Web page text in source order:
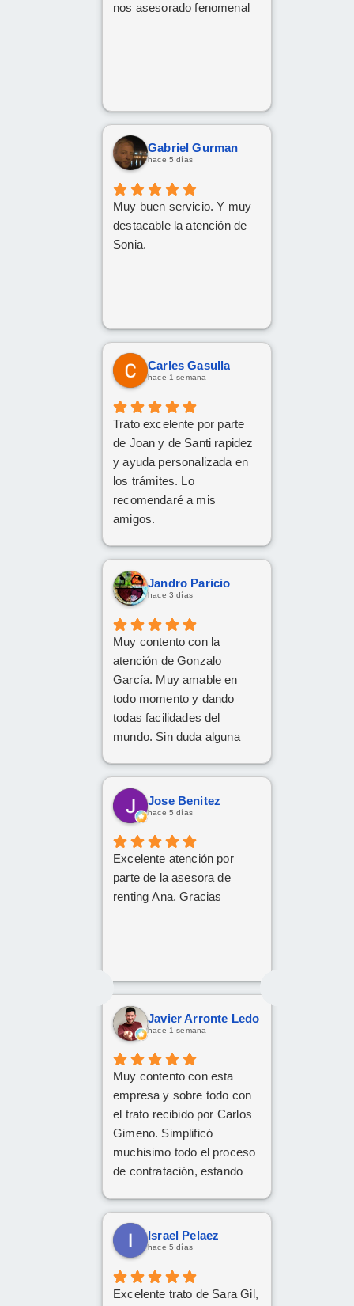
nos asesorado fenomenal
Gabriel Gurman
hace 5 días
Muy buen servicio. Y muy
destacable la atención de
Sonia.
Carles Gasulla
hace 1 semana
Trato excelente por parte
de Joan y de Santi rapidez
y ayuda personalizada en
los trámites. Lo
recomendaré a mis
amigos.
Jandro Paricio
hace 3 días
Muy contento con la
atención de Gonzalo
García. Muy amable en
todo momento y dando
todas facilidades del
mundo. Sin duda alguna
Jose Benitez
hace 5 días
Excelente atención por
parte de la asesora de
renting Ana. Gracias
Javier Arronte Ledo
hace 1 semana
Muy contento con esta
empresa y sobre todo con
el trato recibido por Carlos
Gimeno. Simplificó
muchisimo todo el proceso
de contratación, estando
momento y aclarando
cualquier posible duda.
Gracias Carlos!
Israel Pelaez
hace 5 días
Excelente trato de Sara Gil,